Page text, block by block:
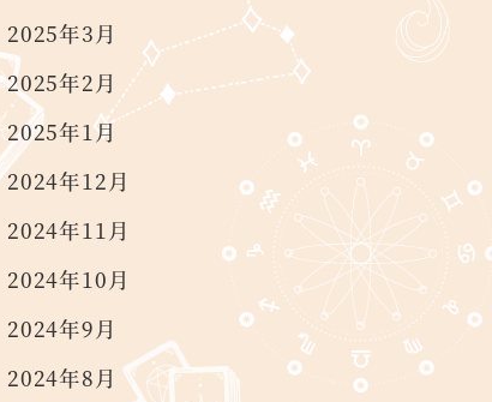
2025年3月
2025年2月
2025年1月
2024年12月
2024年11月
2024年10月
2024年9月
2024年8月